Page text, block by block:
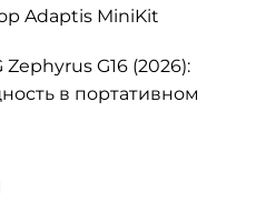
Adaptis MiniKit
G16 (2026):
в портативном